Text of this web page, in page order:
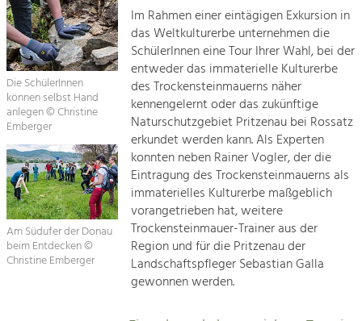
Soziales, Bildung &
Identität
Gleichberechtigung, Jugend und
Integration
Mobilität & Energie
Klimawandel, öffentlicher Verkehr und
erneuerbare Energie
Wirtschaft
Steigerung regionaler Wertschöpfung
Die SchülerInnen
können selbst Hand
anlegen © Christine
Emberger
Am Südufer der Donau
beim Entdecken ©
Christine Emberger
Im Rahmen einer eintägigen Exkursion in
das Weltkulturerbe unternehmen die
SchülerInnen eine Tour Ihrer Wahl, bei der
entweder das immaterielle Kulturerbe
des Trockensteinmauerns näher
kennengelernt oder das zukünftige
Naturschutzgebiet Pritzenau bei Rossatz
erkundet werden kann. Als Experten
konnten neben Rainer Vogler, der die
Eintragung des Trockensteinmauerns als
immaterielles Kulturerbe maßgeblich
vorangetrieben hat, weitere
Trockensteinmauer-Trainer aus der
Region und für die Pritzenau der
Landschaftspfleger Sebastian Galla
gewonnen werden.